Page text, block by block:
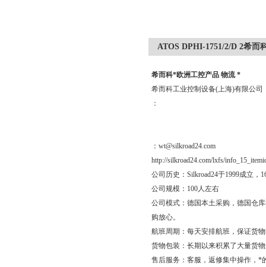
ATOS DPHI-1751/2/D 2希而
希而科*欧洲工控产品 物流 *
希而科工业控制设备(上海)有限公
：
：wt@silkroad24.com
http://silkroad24.com/lxfs/
公司历史：Silkroad24于1999成立
公司规模：100人左右
公司模式：德国本土采购，德国仓
购放心。
航班周期：每天安排航班，保证货
货物包装：长期以来积累了大量货
售后服务：客服，返修集中操作，*